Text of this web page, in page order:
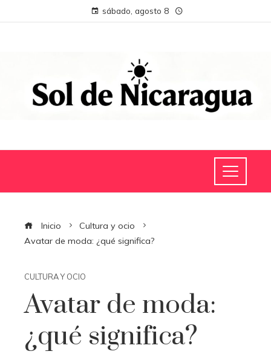
sábado, agosto 8
Inicio
Cultura y ocio
Avatar de moda: ¿qué significa?
CULTURA Y OCIO
Avatar de moda:
¿qué significa?